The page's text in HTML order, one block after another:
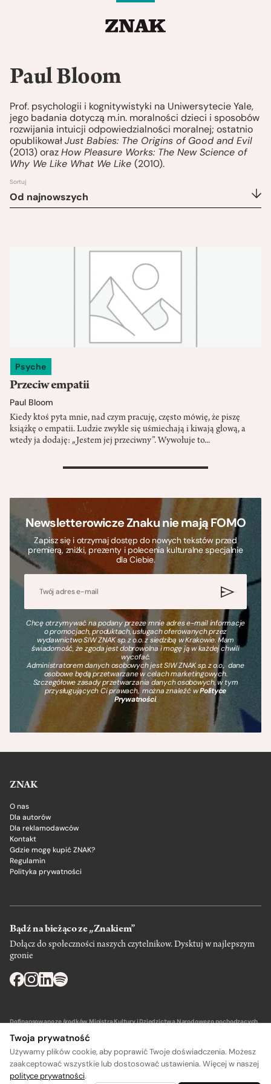
Paul Bloom
Prof. psychologii i kognitywistyki na Uniwersytecie Yale,
jego badania dotyczą m.in. moralności dzieci i sposobów
rozwijania intuicji odpowiedzialności moralnej; ostatnio
opublikowałJust Babies: The Origins of Good and Evil
(2013) orazHow Pleasure Works: The New Science of
Why We Like What We Like (2010).
Sortuj
Od najnowszych
Psyche
Przeciw empatii
Paul Bloom
Kiedy ktoś pyta mnie, nad czym pracuję, często mówię, że piszę
książkę o empatii. Ludzie zwykle się uśmiechają i kiwają głową, a
wtedy ja dodaję: „Jestem jej przeciwny”. Wywołuje to...
>
Newsletterowicze Znaku nie mają FOMO
Zapisz się i otrzymaj dostęp do nowych tekstów przed
premierą, zniżki, prezenty i polecenia kulturalne specjalnie
dla Ciebie.
Chcę otrzymywać na podany przeze mnie adres e-mail informacje
o promocjach, produktach, usługach oferowanych przez
wydawnictwo SIW ZNAK sp. z o.o. z siedzibą w Krakowie. Mam
świadomość, że zgoda jest dobrowolna i mogę ją w każdej chwili
wycofać.
Administratorem danych osobowych jest SIW ZNAK sp. z o.o., dane
osobowe będą przetwarzane w celach marketingowych.
Szczegółowe zasady przetwarzania danych osobowych, w tym
przysługujących Ci prawach, można znaleźć wPolityce
Prywatności.
ZNAK
O nas
Dla autorów
Dla reklamodawców
Kontakt
Gdzie mogę kupić ZNAK?
Regulamin
Polityka prywatności
Bądź na bieżąco ze „Znakiem”
Dołącz do społeczności naszych czytelnikow. Dysktuj w najlepszym
gronie
Dofinansowano ze środków Ministra Kultury i Dziedzictwa Narodowego pochodzących
Twoja prywatność
Używamy plików cookie, aby poprawić Twoje doświadczenia. Możesz
zaakceptować wszystkie lub dostosować ustawienia. Więcej w naszej
polityce prywatności.